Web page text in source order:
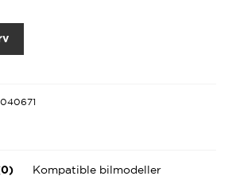
Kompatible bilmodeller